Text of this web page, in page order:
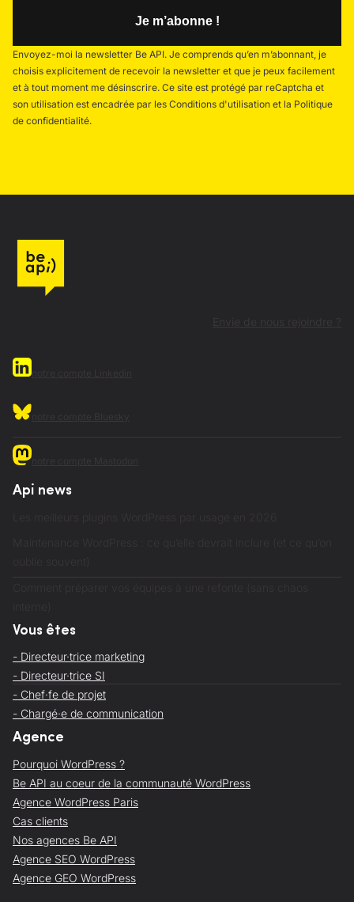
Envoyez-moi la newsletter Be API. Je comprends qu’en m’abonnant, je
choisis explicitement de recevoir la newsletter et que je peux facilement
et à tout moment me désinscrire. Ce site est protégé par reCaptcha et
son utilisation est encadrée par les Conditions d'utilisation et la Politique
de confidentialité.
Envie de nous rejoindre ?
Api news
Vous êtes
- Directeur·trice marketing
- Directeur·trice SI
- Chef·fe de projet
- Chargé·e de communication
Agence
Pourquoi WordPress ?
Be API au coeur de la communauté WordPress
Agence WordPress Paris
Cas clients
Nos agences Be API
Agence SEO WordPress
Agence GEO WordPress